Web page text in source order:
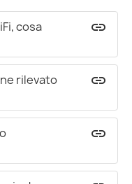
cosa
insert_link
rilevato
insert_link
insert_link